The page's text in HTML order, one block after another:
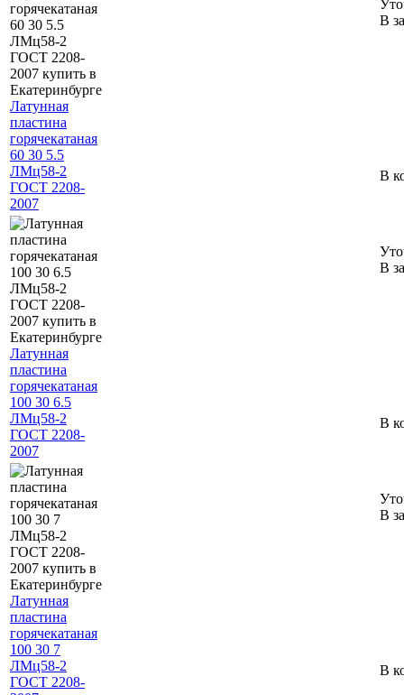
Латунная
пластина
горячекатаная
60 30 5.5
ЛМц58-2
ГОСТ 2208-
2007
В
В
Латунная
пластина
горячекатаная
100 30 6.5
ЛМц58-2
ГОСТ 2208-
2007
В
В
Латунная
пластина
горячекатаная
100 30 7
ЛМц58-2
ГОСТ 2208-
В
В